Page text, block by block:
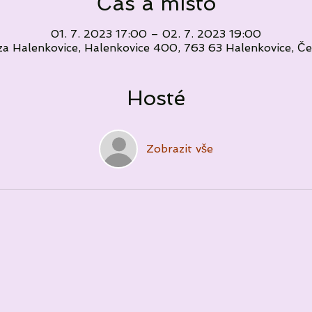
01. 7. 2023 17:00 – 02. 7. 2023 19:00
Halenkovice, Halenkovice 400, 763 63 Halenkovice,
Hosté
Zobrazit vše